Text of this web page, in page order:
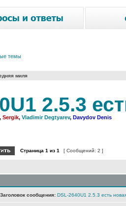
темы
миля
2.5.3
, Sergik, Vladimir Degtyarev, Davydov Denis
Страница 1 из 1 [ Сообщений: 2 ]
Заголовок сообщения: DSL-2640U1 2.5.3 есть